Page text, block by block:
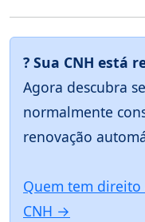
? Sua CNH está
Agora descubra
normalmente
renovação
Quem tem direito
CNH →